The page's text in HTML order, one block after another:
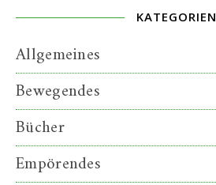
KATEGORIEN
Allgemeines
Bewegendes
Bücher
Empörendes